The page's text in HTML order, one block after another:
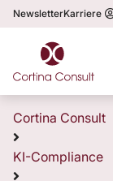
NewsletterKarriere
Cortina Consult
KI-Compliance